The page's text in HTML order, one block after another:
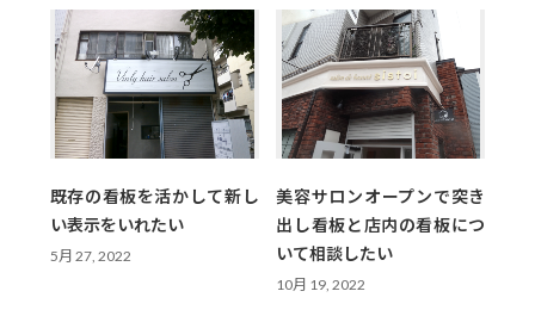
既存の看板を活かして新し
い表示をいれたい
5月 27, 2022
美容サロンオープンで突き
出し看板と店内の看板につ
いて相談したい
10月 19, 2022